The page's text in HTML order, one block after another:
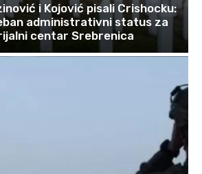
i Kojović pisali Crishocku:
administrativni status za
centar Srebrenica